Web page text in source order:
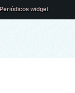
Periódicos widget